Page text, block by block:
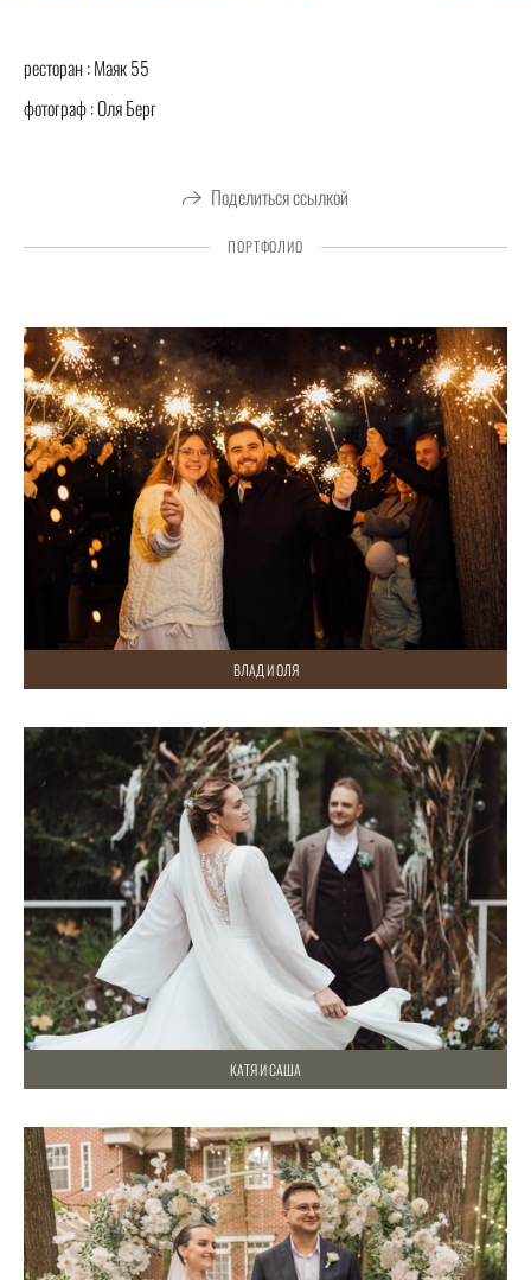
ресторан : Маяк 55
фотограф : Оля Берг
Поделиться ссылкой
ПОРТФОЛИО
ВЛАД И ОЛЯ
КАТЯ И САША